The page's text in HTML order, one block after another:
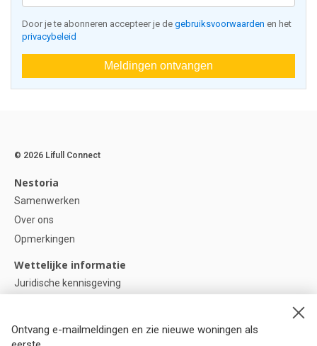
Door je te abonneren accepteer je de gebruiksvoorwaarden en het
privacybeleid
Meldingen ontvangen
Ontvang e-mailmeldingen en zie nieuwe woningen als
© 2026 Lifull Connect
Nestoria
Samenwerken
Over ons
Opmerkingen
Wettelijke informatie
Juridische kennisgeving
Cookie instellingen